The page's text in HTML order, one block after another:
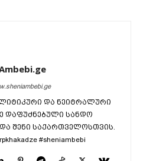
და ნეიტრალური
დაფუძნებული სანდო
შენი საქართველოსთვის.
#sheniambebi